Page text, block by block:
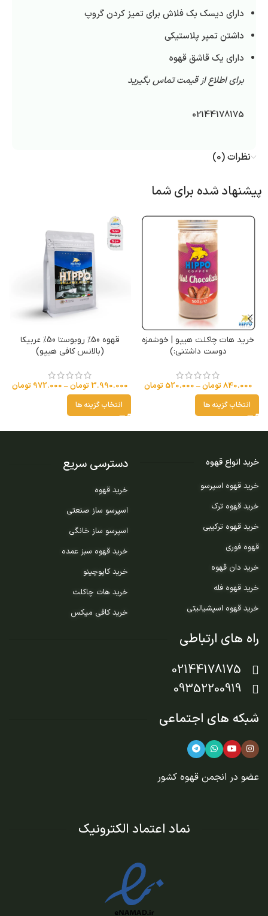
دارای دیسک بک فلاش برای تمیز کردن گروپ
داشتن تمپر پلاستیکی
دارای یک قاشق قهوه
برای اطلاع از قیمت تماس بگیرید
02144178175
نظرات (0)
پیشنهاد شده برای شما
خرید هات چاکلت هیپو | خوشمزه
دوست داشتنی:)
840.000تومان–
520.000 تومان
انتخاب گزینه ها
قهوه 50% روبوستا 50% عربیکا
(بالانس کافی هیپو)
3.990.000 تومان–
972.000 تومان
انتخاب گزینه ها
خرید انواع قهوه
خرید قهوه اسپرسو
خرید قهوه ترک
خرید قهوه ترکیبی
قهوه فوری
خرید دان قهوه
خرید قهوه فله
خرید قهوه اسپشیالیتی
دسترسی سریع
خرید قهوه
اسپرسو ساز صنعتی
اسپرسو ساز خانگی
خرید قهوه سبز عمده
خرید کاپوچینو
خرید هات چاکلت
خرید کافی میکس
راه های ارتباطی
02144178175
09352200919
شبکه های اجتماعی
عضو در انجمن قهوه کشور
نماد اعتماد الکترونیک